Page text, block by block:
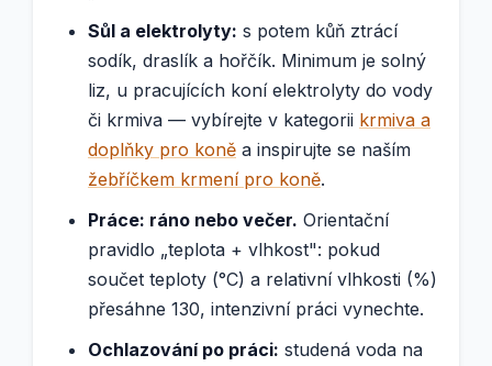
Sůl a elektrolyty: s potem kůň ztrácí
sodík, draslík a hořčík. Minimum je solný
liz, u pracujících koní elektrolyty do vody
či krmiva — vybírejte v kategorii krmiva a
doplňky pro koně a inspirujte se naším
žebříčkem krmení pro koně.
Práce: ráno nebo večer. Orientační
pravidlo „teplota + vlhkost": pokud
součet teploty (°C) a relativní vlhkosti (%)
přesáhne 130, intenzivní práci vynechte.
Ochlazování po práci: studená voda na